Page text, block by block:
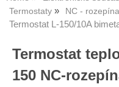
Termostaty
NC -
Termostat L-150/10A
Termostat
150 NC-